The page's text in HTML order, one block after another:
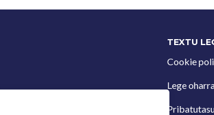
TEXTU
Cookie
Lege